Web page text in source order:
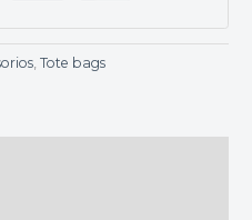
, Tote bags